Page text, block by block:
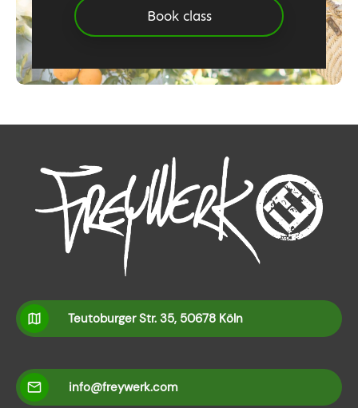
Book class
Teutoburger Str. 35, 50678 Köln
info@freywerk.com